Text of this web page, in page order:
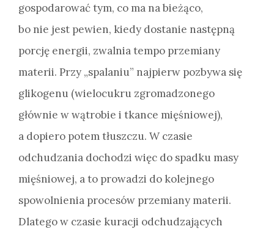
gospodarować tym, co ma na bieżąco,
bo nie jest pewien, kiedy dostanie następną
porcję energii, zwalnia tempo przemiany
materii. Przy „spalaniu” najpierw pozbywa się
glikogenu (wielocukru zgromadzonego
głównie w wątrobie i tkance mięśniowej),
a dopiero potem tłuszczu. W czasie
odchudzania dochodzi więc do spadku masy
mięśniowej, a to prowadzi do kolejnego
spowolnienia procesów przemiany materii.
Dlatego w czasie kuracji odchudzających